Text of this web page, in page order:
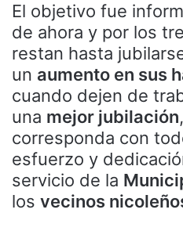
El objetivo fue
de ahora y por los
restan hasta
un aumento en sus
cuando dejen de
una mejor jubilación
corresponda con
esfuerzo y
servicio de la
los vecinos